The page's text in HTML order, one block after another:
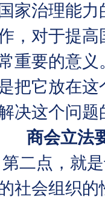
家治理能
，对于提
重要的意
把它放在
决这个问
会立法要
点，就是
社会组织